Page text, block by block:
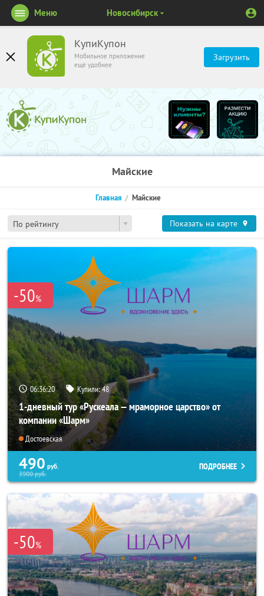
КупиКупон
Мобильное приложение
ещё удобнее
Загрузить
Меню Новосибирск
Майские
По рейтингу
Главная Майские
Показать на карте
-50%
06:36:19 Купили:48
1-дневный тур «Рускеала — мраморное царство» от
компании «Шарм»
Достоевская
490 руб.
3900руб.
ПОДРОБНЕЕ
-50%